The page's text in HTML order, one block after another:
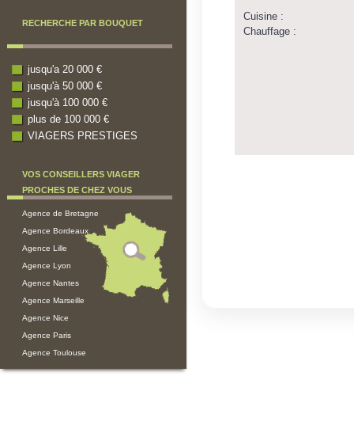
RECHERCHE PAR BOUQUET
jusqu'a 20 000 €
jusqu'à 50 000 €
jusqu'à 100 000 €
plus de 100 000 €
VIAGERS PRESTIGES
VOS CONSEILLERS VIAGER
PROCHES DE CHEZ VOUS
Agence de Bretagne
Agence Bordeaux
Agence Lille
Agence Lyon
Agence Nantes
Agence Marseille
Agence Nice
Agence Paris
Agence Toulouse
Cuisine :
Chauffage :